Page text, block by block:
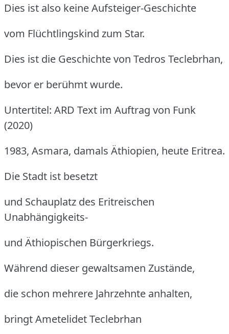
Dies ist also keine Aufsteiger-Geschichte
vom Flüchtlingskind zum Star.
Dies ist die Geschichte von Tedros Teclebrhan,
bevor er berühmt wurde.
Untertitel: ARD Text im Auftrag von Funk
(2020)
1983, Asmara, damals Äthiopien, heute Eritrea.
Die Stadt ist besetzt
und Schauplatz des Eritreischen
Unabhängigkeits-
und Äthiopischen Bürgerkriegs.
Während dieser gewaltsamen Zustände,
die schon mehrere Jahrzehnte anhalten,
bringt Ametelidet Teclebrhan